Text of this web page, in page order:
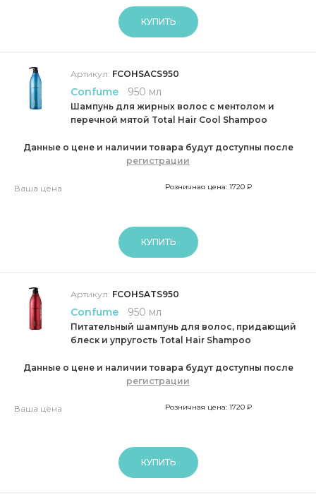
КУПИТЬ
Артикул: FCOHSACS950
Confume 950 мл
Шампунь для жирных волос с ментолом и
перечной мятой Total Hair Cool Shampoo
Данные о цене и наличии товара будут доступны после
регистрации
Ваша цена Розничная цена: 1720 ₽
КУПИТЬ
Артикул: FCOHSATS950
Confume 950 мл
Питательный шампунь для волос, придающий
блеск и упругость Total Hair Shampoo
Данные о цене и наличии товара будут доступны после
регистрации
Ваша цена Розничная цена: 1720 ₽
КУПИТЬ